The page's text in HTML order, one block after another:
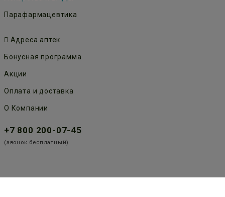
Парафармацевтика
Адреса аптек
Бонусная программа
Акции
Оплата и доставка
О Компании
+7 800 200-07-45
(звонок бесплатный)